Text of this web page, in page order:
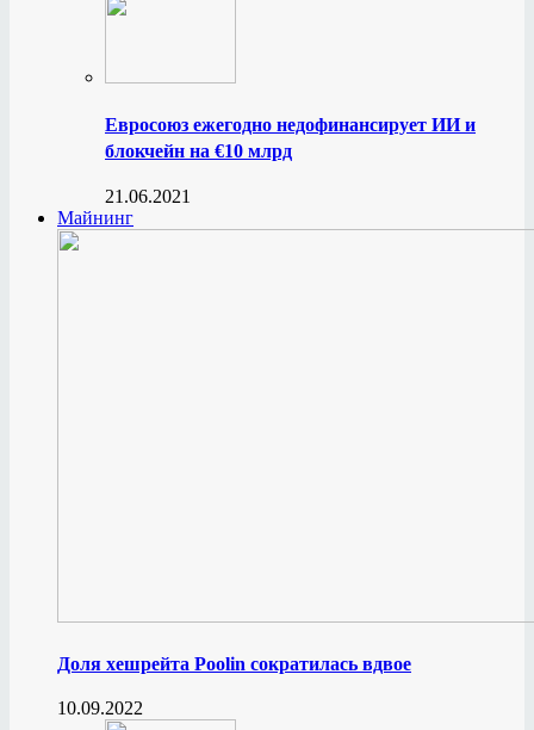
Евросоюз ежегодно недофинансирует ИИ и
блокчейн на €10 млрд
21.06.2021
Майнинг
Доля хешрейта Poolin сократилась вдвое
10.09.2022